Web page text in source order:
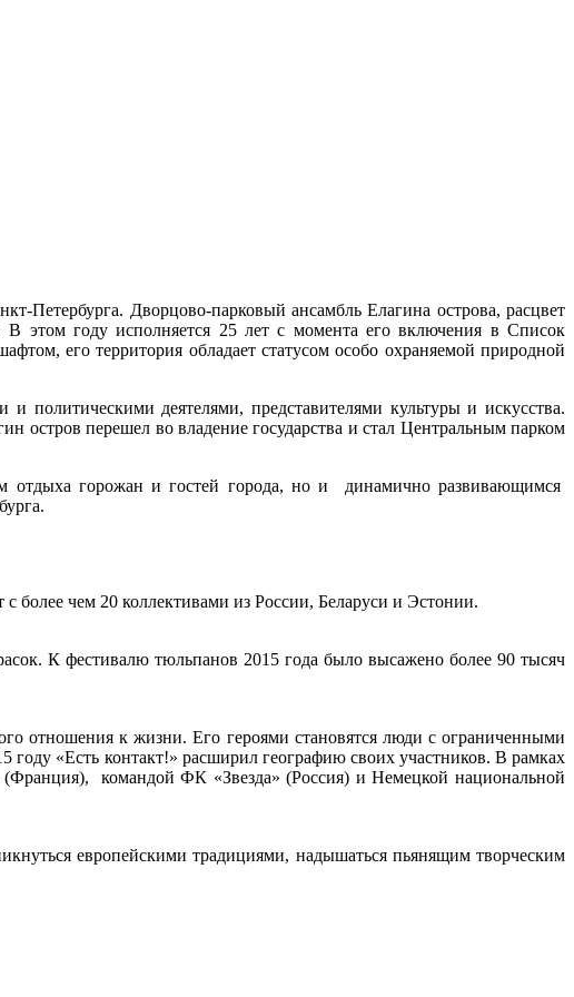
Петербурга. Дворцово-парковый ансамбль Елагина острова, расцвет
В этом году исполняется 25 лет с момента его включения в Список
его территория обладает статусом особо охраняемой природной
политическими деятелями, представителями культуры и искусства.
перешел во владение государства и стал Центральным парком
горожан и гостей города, но и динамично развивающимся
более чем 20 коллективами из России, Беларуси и Эстонии.
К фестивалю тюльпанов 2015 года было высажено более 90 тысяч
отношения к жизни. Его героями становятся люди с ограниченными
году «Есть контакт!» расширил географию своих участников. В рамках
командой ФК «Звезда» (Россия) и Немецкой национальной
европейскими традициями, надышаться пьянящим творческим